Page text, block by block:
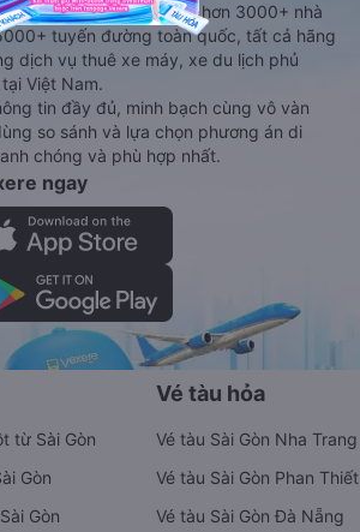
vé đa phương tiện với hơn 3000+ nhà
tuyến đường toàn quốc, tất cả hãng
dịch vụ thuê xe máy, xe du lịch phủ
Việt Nam.
tin đầy đủ, minh bạch cùng vô vàn
so sánh và lựa chọn phương án di
chóng và phù hợp nhất.
ngay
từ Sài Gòn
Gòn
Gòn
Vé tàu hỏa
Vé tàu Sài Gòn Nha Trang
Vé tàu Sài Gòn Phan Thiết
Vé tàu Sài Gòn Đà Nẵng